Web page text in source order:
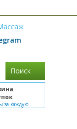
Поиск
за каждую